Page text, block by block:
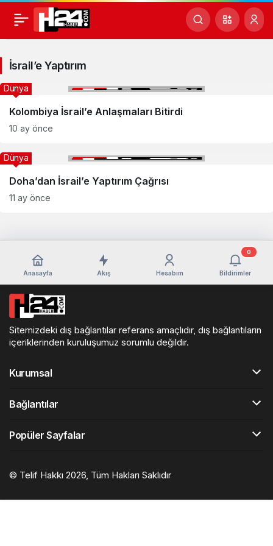
İsrail’e
Yaptırım
Haberleri
İsrail’e Yaptırım
Kolombiya İsrail’e Anlaşmaları Bitirdi
Dünya
10 ay önce
Doha’dan İsrail’e Yaptırım Çağrısı
Dünya
11 ay önce
Anasayfa Akış Hesabım Bildirimler
0
Sitemizdeki dış bağlantılar referans amaçlıdır, dış bağlantıların
içeriklerinden kuruluşumuz sorumlu değildir.
Kurumsal
Bağlantılar
Popüler Sayfalar
© Telif Hakkı 2026, Tüm Hakları Saklıdır